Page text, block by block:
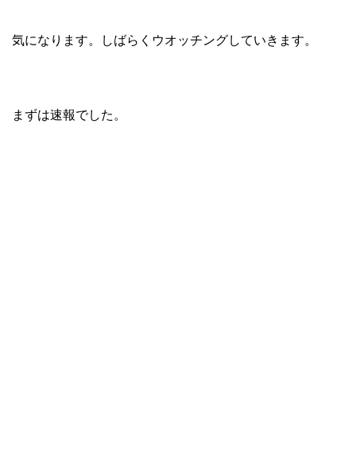
気になります。しばらくウオッチングしていきます。
まずは速報でした。